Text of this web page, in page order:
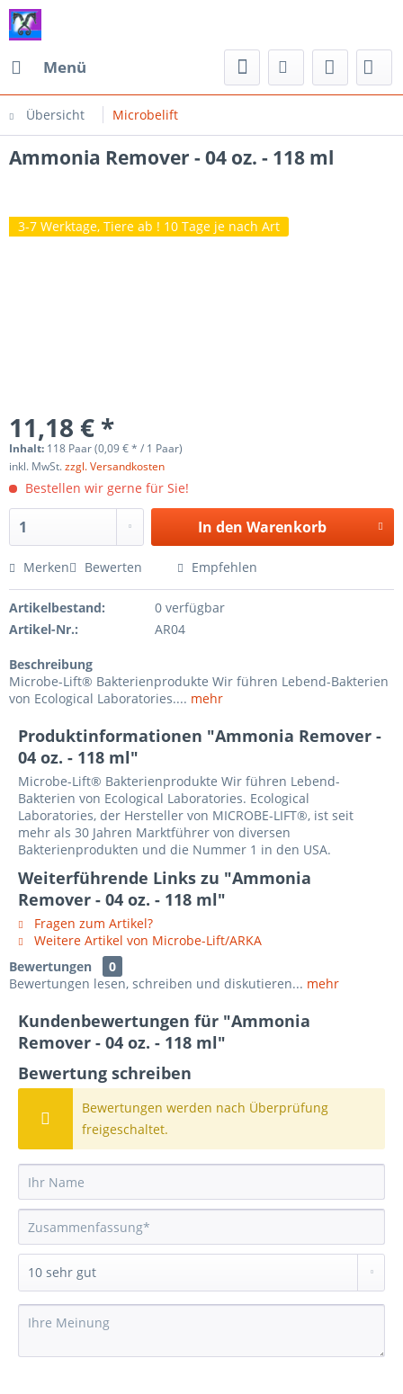
Menü
Übersicht Microbelift
Ammonia Remover - 04 oz. - 118 ml
3-7 Werktage, Tiere ab ! 10 Tage je nach Art
11,18 € *
Inhalt: 118 Paar (0,09 € * / 1 Paar)
inkl. MwSt.zzgl. Versandkosten
Bestellen wir gerne für Sie!
In den Warenkorb
Merken Bewerten Empfehlen
Artikelbestand:
0 verfügbar
Artikel-Nr.:
AR04
Beschreibung
Microbe-Lift® Bakterienprodukte Wir führen Lebend-Bakterien
von Ecological Laboratories.... mehr
Produktinformationen "Ammonia Remover -
04 oz. - 118 ml"
Microbe-Lift® Bakterienprodukte Wir führen Lebend-
Bakterien von Ecological Laboratories. Ecological
Laboratories, der Hersteller von MICROBE-LIFT®, ist seit
mehr als 30 Jahren Marktführer von diversen
Bakterienprodukten und die Nummer 1 in den USA.
Weiterführende Links zu "Ammonia
Remover - 04 oz. - 118 ml"
Fragen zum Artikel?
Weitere Artikel von Microbe-Lift/ARKA
Bewertungen
0
Bewertungen lesen, schreiben und diskutieren... mehr
Kundenbewertungen für "Ammonia
Remover - 04 oz. - 118 ml"
Bewertung schreiben
Bewertungen werden nach Überprüfung
freigeschaltet.